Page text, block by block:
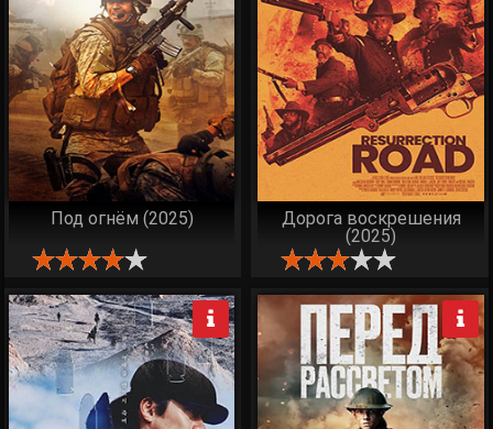
Под огнём (2025)
Дорога воскрешения
(2025)